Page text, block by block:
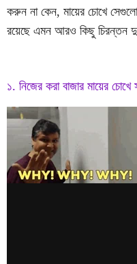
করুন না কেন, মায়ের চোখে সেগুলো
রয়েছে এমন আরও কিছু চিরন্তন
১. নিজের করা বাজার মায়ের